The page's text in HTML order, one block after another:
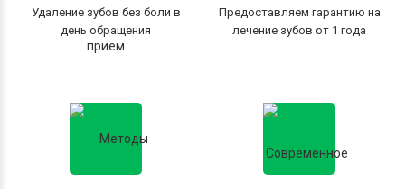
Удаление зубов без боли в
день обращения
Предоставляем гарантию на
лечение зубов от 1 года